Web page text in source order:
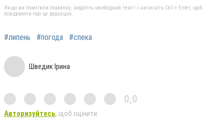
Якщо ви помітили помилку, виділіть необхідний текст і натисніть Ctrl + Enter, щоб
повідомити про це редакцію
#липень #погода #спека
Шведик Ірина
0,0
Авторизуйтесь, щоб оцінити